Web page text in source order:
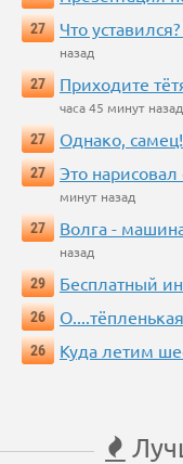
27
Что
назад
27
Приходите
часа 45 минут назад
27
Однако,
27
Это
минут назад
27
Волга -
назад
29
Бесплатный
26
26
Куда летим